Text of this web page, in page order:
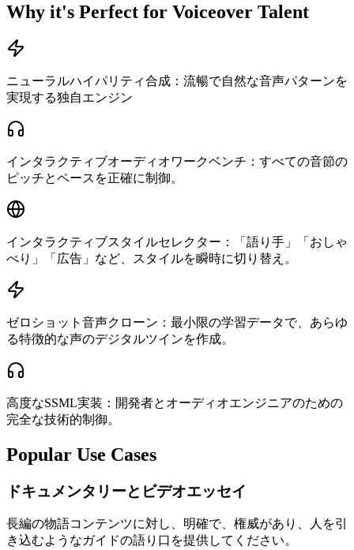
Why it's Perfect for Voiceover Talent
ニューラルハイパリティ合成：流暢で自然な音声パターンを
実現する独自エンジン
インタラクティブオーディオワークベンチ：すべての音節の
ピッチとペースを正確に制御。
インタラクティブスタイルセレクター：「語り手」「おしゃ
べり」「広告」など、スタイルを瞬時に切り替え。
ゼロショット音声クローン：最小限の学習データで、あらゆ
る特徴的な声のデジタルツインを作成。
高度なSSML実装：開発者とオーディオエンジニアのための
完全な技術的制御。
Popular Use Cases
ドキュメンタリーとビデオエッセイ
長編の物語コンテンツに対し、明確で、権威があり、人を引
き込むようなガイドの語り口を提供してください。